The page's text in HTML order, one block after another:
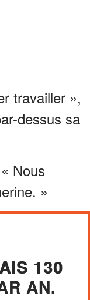
travailler »,
dessus sa
Nous
»
130
AN.